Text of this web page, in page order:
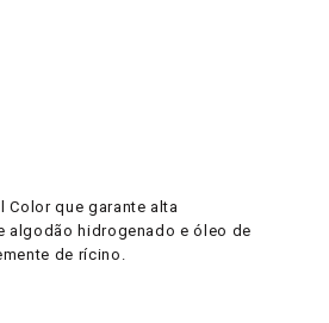
Color que garante alta
algodão hidrogenado e óleo de
de rícino.